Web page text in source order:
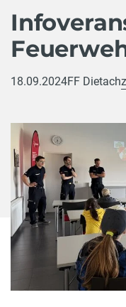
18.09.2024FF Dietach